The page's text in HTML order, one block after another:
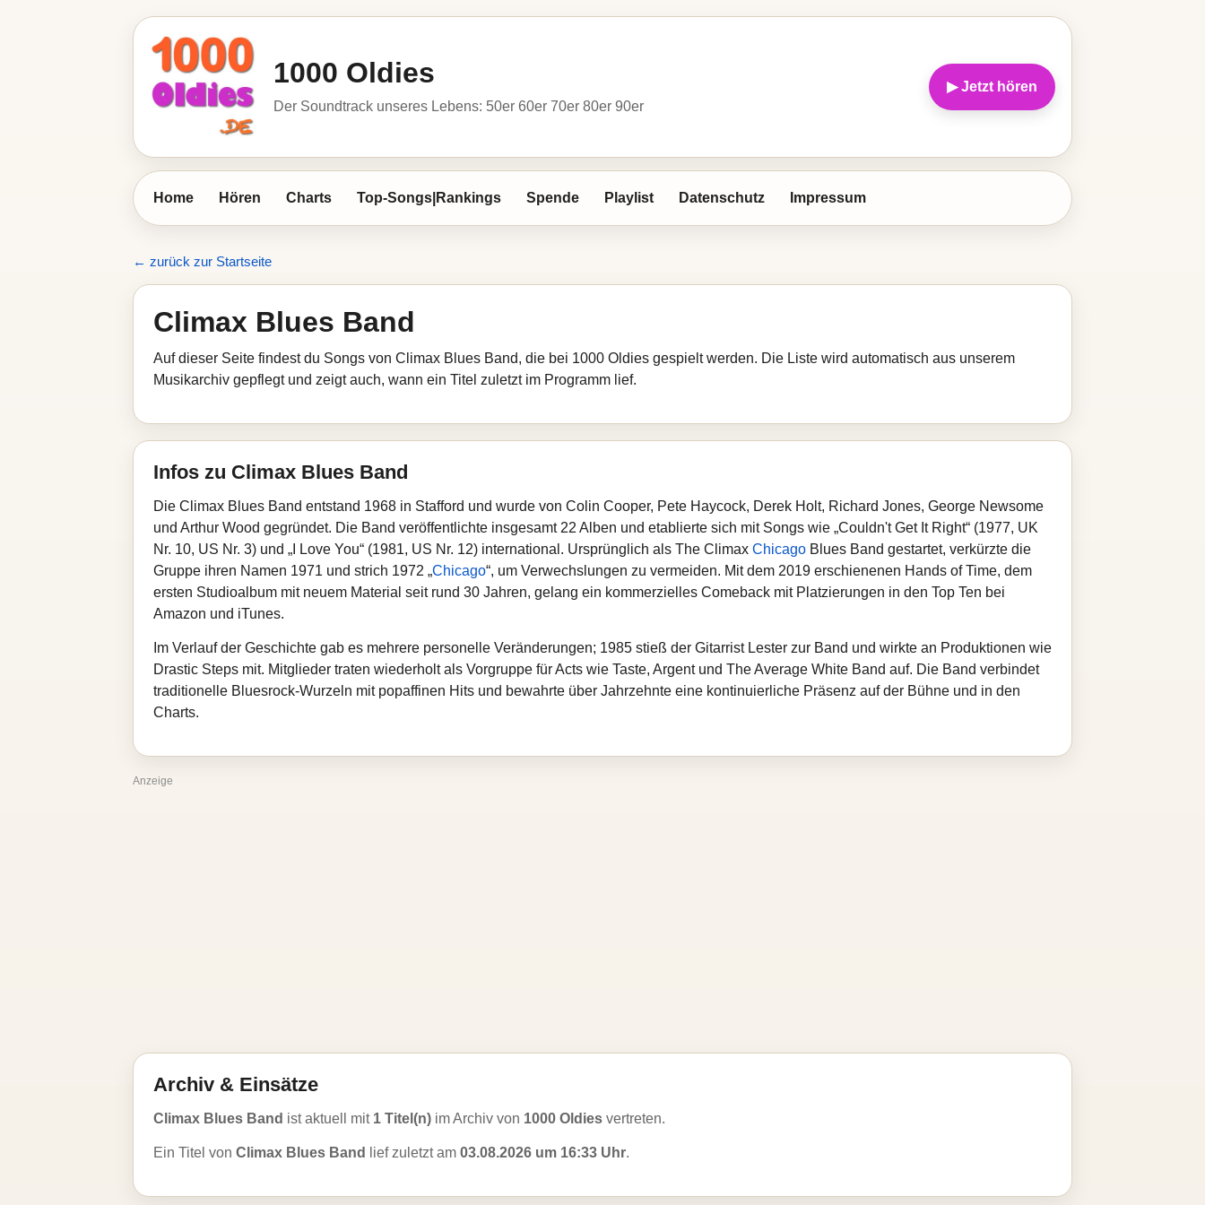
1000 Oldies
Der Soundtrack unseres Lebens: 50er 60er 70er 80er 90er
▶ Jetzt hören
Home Hören Charts Top-Songs|Rankings Spende Playlist Datenschutz Impressum
← zurück zur Startseite
Climax Blues Band
Auf dieser Seite findest du Songs von Climax Blues Band, die bei 1000 Oldies gespielt werden. Die Liste wird automatisch aus unserem
Musikarchiv gepflegt und zeigt auch, wann ein Titel zuletzt im Programm lief.
Infos zu Climax Blues Band
Die Climax Blues Band entstand 1968 in Stafford und wurde von Colin Cooper, Pete Haycock, Derek Holt, Richard Jones, George Newsome
und Arthur Wood gegründet. Die Band veröffentlichte insgesamt 22 Alben und etablierte sich mit Songs wie „Couldn't Get It Right“ (1977, UK
Nr. 10, US Nr. 3) und „I Love You“ (1981, US Nr. 12) international. Ursprünglich als The Climax Chicago Blues Band gestartet, verkürzte die
Gruppe ihren Namen 1971 und strich 1972 „Chicago“, um Verwechslungen zu vermeiden. Mit dem 2019 erschienenen Hands of Time, dem
ersten Studioalbum mit neuem Material seit rund 30 Jahren, gelang ein kommerzielles Comeback mit Platzierungen in den Top Ten bei
Amazon und iTunes.
Im Verlauf der Geschichte gab es mehrere personelle Veränderungen; 1985 stieß der Gitarrist Lester zur Band und wirkte an Produktionen wie
Drastic Steps mit. Mitglieder traten wiederholt als Vorgruppe für Acts wie Taste, Argent und The Average White Band auf. Die Band verbindet
traditionelle Bluesrock-Wurzeln mit popaffinen Hits und bewahrte über Jahrzehnte eine kontinuierliche Präsenz auf der Bühne und in den
Charts.
Anzeige
Archiv & Einsätze
Climax Blues Band ist aktuell mit 1 Titel(n) im Archiv von 1000 Oldies vertreten.
Ein Titel von Climax Blues Band lief zuletzt am 03.08.2026 um 16:33 Uhr.